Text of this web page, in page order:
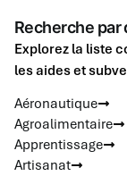
Recherche par
Explorez la liste
les aides et
Aéronautique
Agroalimentaire
Apprentissage
Artisanat